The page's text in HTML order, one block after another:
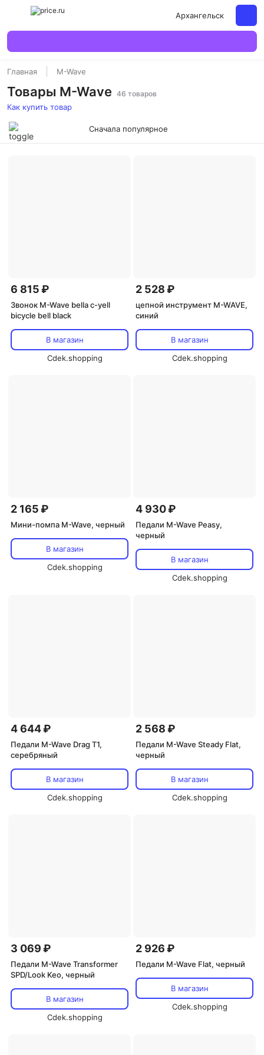
Архангельск
Главная M-Wave
Товары M-Wave 46 товаров
Как купить товар
Сначала популярное
6 815 ₽
Звонок M-Wave bella c-yell
bicycle bell black
В магазин
Cdek.shopping
2 528 ₽
цепной инструмент M-WAVE,
синий
В магазин
Cdek.shopping
2 165 ₽
Мини-помпа M-Wave, черный
В магазин
Cdek.shopping
4 930 ₽
Педали M-Wave Peasy,
черный
В магазин
Cdek.shopping
4 644 ₽
Педали M-Wave Drag T1,
серебряный
В магазин
Cdek.shopping
2 568 ₽
Педали M-Wave Steady Flat,
черный
В магазин
Cdek.shopping
3 069 ₽
Педали M-Wave Transformer
SPD/Look Keo, черный
В магазин
Cdek.shopping
2 926 ₽
Педали M-Wave Flat, черный
В магазин
Cdek.shopping